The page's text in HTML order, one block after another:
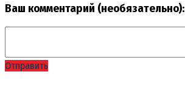
Ваш комментарий (необязательно):
Отправить